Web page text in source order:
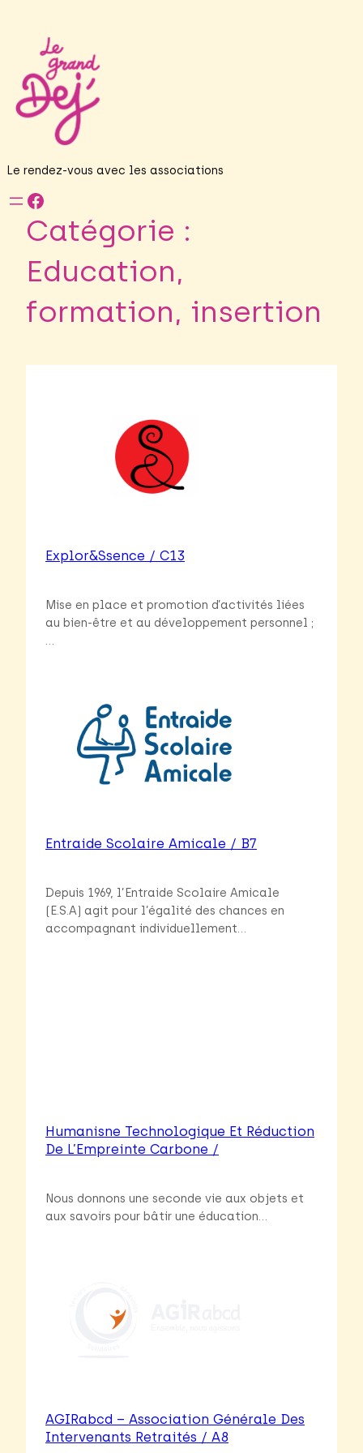
contenu
Le rendez-vous avec les associations
Facebook
Catégorie :
Education,
formation, insertion
Explor&ssence / C13
Mise en place et promotion d’activités liées
au bien-être et au développement personnel ;
Entraide Scolaire Amicale / B7
Depuis 1969, l’Entraide Scolaire Amicale
(E.S.A) agit pour l’égalité des chances en
accompagnant individuellement…
Humanisne Technologique Et Réduction
De L’Empreinte Carbone /
Nous donnons une seconde vie aux objets et
aux savoirs pour bâtir une éducation…
AGIRabcd – Association Générale Des
Intervenants Retraités / A8